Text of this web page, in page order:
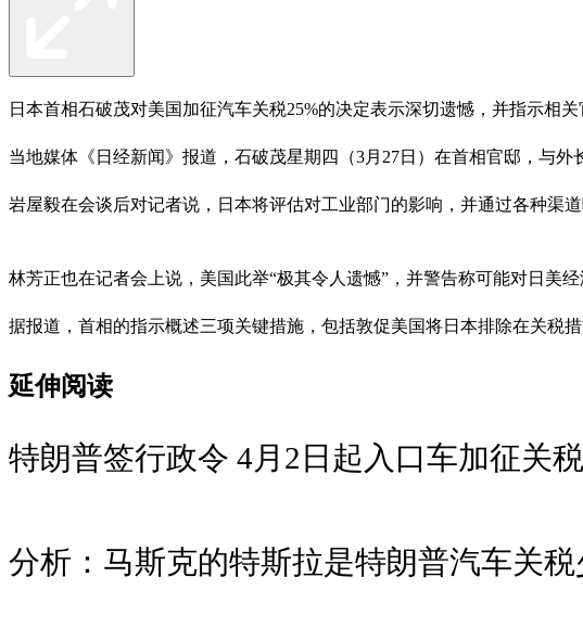
日本首相石破茂对美国加征汽车关税25%的决定表示深切遗憾，并指示
当地媒体《日经新闻》报道，石破茂星期四（3月27日）在首相官邸，与
岩屋毅在会谈后对记者说，日本将评估对工业部门的影响，并通过各种渠道
林芳正也在记者会上说，美国此举“极其令人遗憾”，并警告称可能对日美
据报道，首相的指示概述三项关键措施，包括敦促美国将日本排除在关税
延伸阅读
特朗普签行政令 4月2日起入口车加征关
分析：马斯克的特斯拉是特朗普汽车关